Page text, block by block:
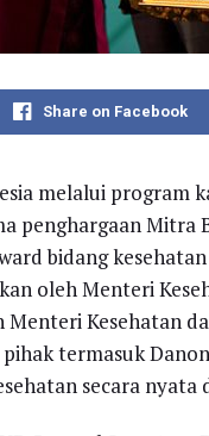
Share on Facebook
melalui program
penghargaan Mitra
bidang
oleh Menteri
Menteri Kesehatan
pihak termasuk
secara nyata